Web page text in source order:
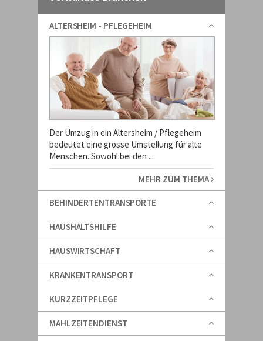
ALTERSHEIM - PFLEGEHEIM
Der Umzug in ein Altersheim / Pflegeheim
bedeutet eine grosse Umstellung für alte
Menschen. Sowohl bei den ...
MEHR ZUM THEMA
BEHINDERTENTRANSPORTE
HAUSHALTSHILFE
HAUSWIRTSCHAFT
KRANKENTRANSPORT
KURZZEITPFLEGE
MAHLZEITENDIENST